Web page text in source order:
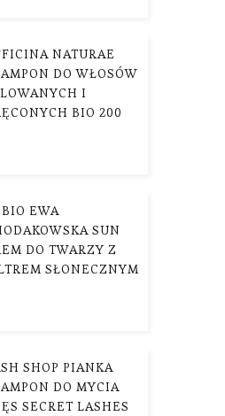
NATURAE
DO WŁOSÓW
I
BIO 200
EWA
SUN
DO TWARZY Z
SŁONECZNYM S
SHOP PIANKA
DO MYCIA
SECRET LASHES